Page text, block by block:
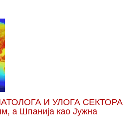
И УЛОГА СЕКТОРА
а Шпанија као Јужна